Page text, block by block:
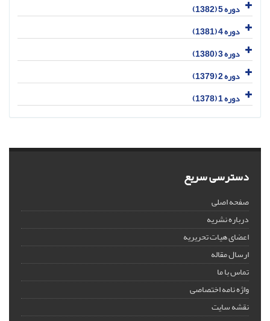
دوره 5 (1382)
دوره 4 (1381)
دوره 3 (1380)
دوره 2 (1379)
دوره 1 (1378)
دسترسی سریع
صفحه اصلی
درباره نشریه
اعضای هیات تحریریه
ارسال مقاله
تماس با ما
واژه نامه اختصاصی
نقشه سایت